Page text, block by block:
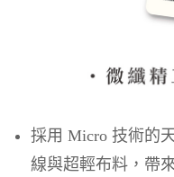
採用 Micro 技術的
線與超輕布料，帶